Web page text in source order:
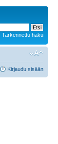
Tarkennettu haku
Kirjaudu sisään